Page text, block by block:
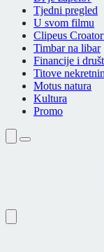
Tjedni pregled
U svom filmu
Clipeus
Timbar na libar
Financije i
Titove
Motus natura
Kultura
Promo